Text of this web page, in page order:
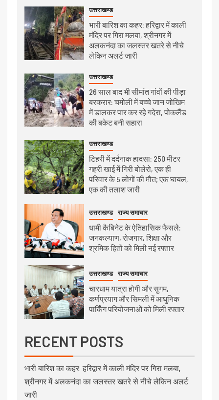
उत्तराखण्ड
भारी बारिश का कहर: हरिद्वार में काली
मंदिर पर गिरा मलबा, श्रीनगर में
अलकनंदा का जलस्तर खतरे से नीचे
लेकिन अलर्ट जारी
उत्तराखण्ड
26 साल बाद भी सीमांत गांवों की पीड़ा
बरकरार: चमोली में बच्चे जान जोखिम
में डालकर पार कर रहे गदेरा, पोकलैंड
की बकेट बनी सहारा
उत्तराखण्ड
टिहरी में दर्दनाक हादसा: 250 मीटर
गहरी खाई में गिरी बोलेरो, एक ही
परिवार के 5 लोगों की मौत; एक घायल,
एक की तलाश जारी
उत्तराखण्ड राज्य समाचार
धामी कैबिनेट के ऐतिहासिक फैसले:
जनकल्याण, रोजगार, शिक्षा और
श्रमिक हितों को मिली नई रफ्तार
उत्तराखण्ड राज्य समाचार
चारधाम यात्रा होगी और सुगम,
कर्णप्रयाग और सिमली में आधुनिक
पार्किंग परियोजनाओं को मिली रफ्तार
RECENT POSTS
भारी बारिश का कहर: हरिद्वार में काली मंदिर पर गिरा मलबा,
श्रीनगर में अलकनंदा का जलस्तर खतरे से नीचे लेकिन अलर्ट
जारी